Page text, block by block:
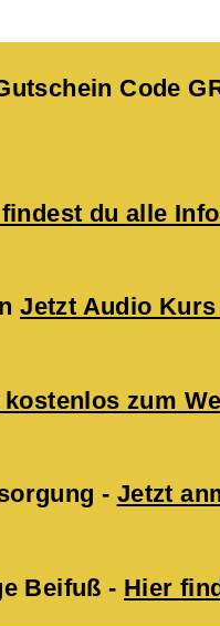
Code
du alle
Jetzt Audio
zum
- Jetzt
Beifuß - Hier